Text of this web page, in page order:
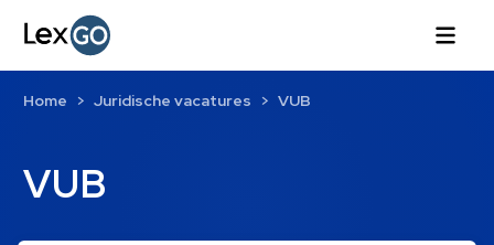
VUB
Home Juridische vacatures VUB